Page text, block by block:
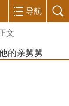
导航
文
的亲舅舅